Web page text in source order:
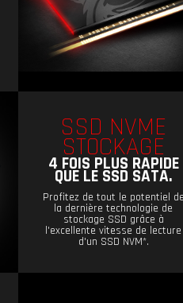
SSD NVME
STOCKAGE
4 FOIS PLUS RAPIDE
QUE LE SSD SATA.
Profitez de tout le potentiel
la dernière technologie de
stockage SSD grâce à
l'excellente vitesse de lecture
d'un SSD NVM*.